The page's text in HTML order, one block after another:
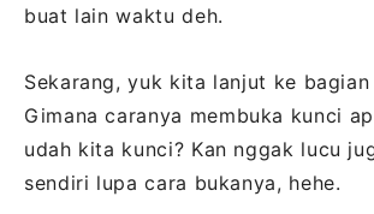
buat lain waktu deh.
Sekarang, yuk kita lanjut ke bagian
Gimana caranya membuka kunci
udah kita kunci? Kan nggak lucu
sendiri lupa cara bukanya, hehe.